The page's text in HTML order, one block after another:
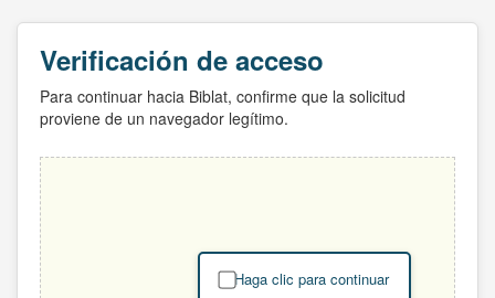
Verificación de acceso
Para continuar hacia Biblat, confirme que la solicitud
proviene de un navegador legítimo.
Haga clic para continuar